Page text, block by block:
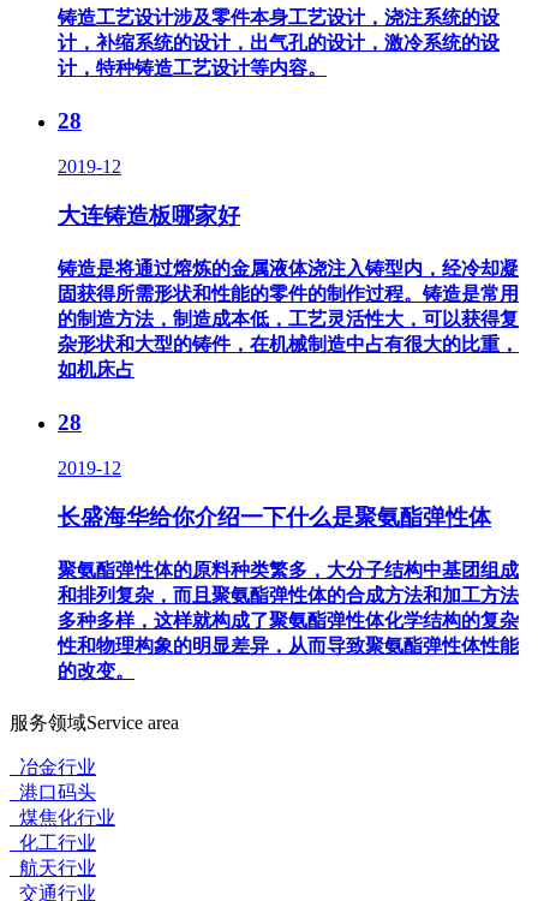
铸造工艺设计涉及零件本身工艺设计，浇注系统的设
计，补缩系统的设计，出气孔的设计，激冷系统的设
计，特种铸造工艺设计等内容。
28
2019-12
大连铸造板哪家好
铸造是将通过熔炼的金属液体浇注入铸型内，经冷却凝
固获得所需形状和性能的零件的制作过程。铸造是常用
的制造方法，制造成本低，工艺灵活性大，可以获得复
杂形状和大型的铸件，在机械制造中占有很大的比重，
如机床占
28
2019-12
长盛海华给你介绍一下什么是聚氨酯弹性体
聚氨酯弹性体的原料种类繁多，大分子结构中基团组成
和排列复杂，而且聚氨酯弹性体的合成方法和加工方法
多种多样，这样就构成了聚氨酯弹性体化学结构的复杂
性和物理构象的明显差异，从而导致聚氨酯弹性体性能
的改变。
服务领域Service area
冶金行业
港口码头
煤焦化行业
化工行业
航天行业
交通行业